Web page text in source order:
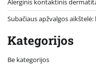
Alerginis kontaktinis
Subačiaus apžvalgos
Kategorijos
Be kategorijos